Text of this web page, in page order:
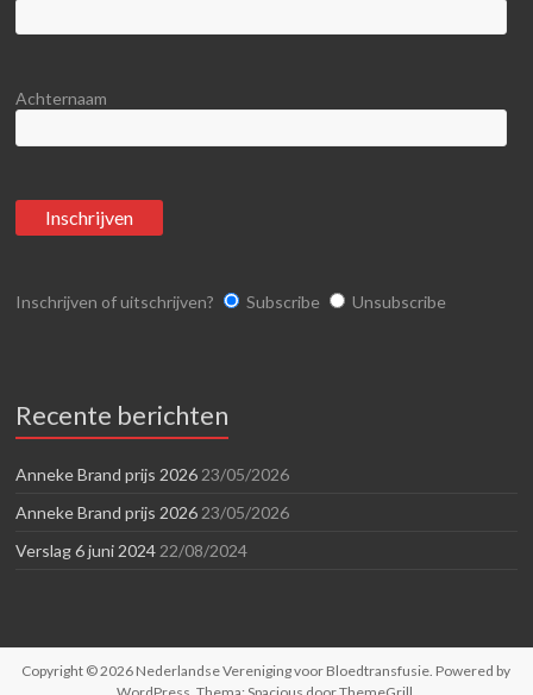
Achternaam
Inschrijven of uitschrijven? Subscribe Unsubscribe
Recente berichten
Anneke Brand prijs 2026 23/05/2026
Anneke Brand prijs 2026 23/05/2026
Verslag 6 juni 2024 22/08/2024
Copyright © 2026 Nederlandse Vereniging voor Bloedtransfusie . Powered by